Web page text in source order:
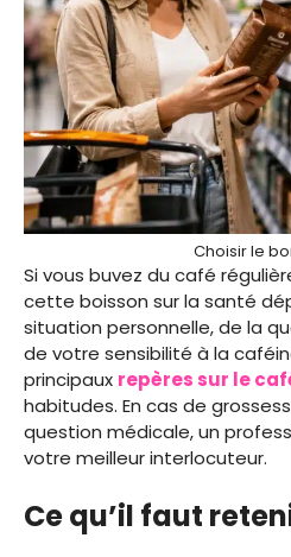
Choisir le
Si vous buvez du café
cette boisson sur la santé
situation personnelle, de la
de votre sensibilité à la
principaux repères sur le
habitudes. En cas de
question médicale, un
votre meilleur interlocuteur.
Ce qu’il faut